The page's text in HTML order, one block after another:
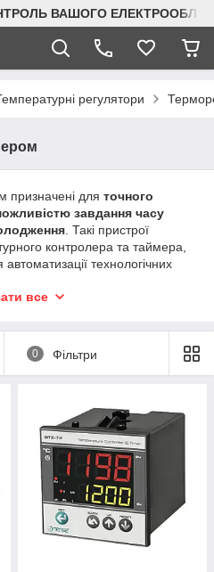
ВАШОГО
регулятори
призначені для точного
завдання часу
. Такі пристрої
контролера та таймера,
технологічних
циклу.
або витримкою в часі.
надійністю, зручністю
автонастроювання ПІД-
кількох етапів і
контролю процесів.
точність, стабільність і
промислової автоматики. У
різні моделі TENSE, які
установок до
все
0 Фільтри